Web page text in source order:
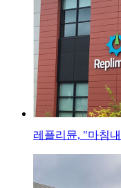
레플리뮨, "마침